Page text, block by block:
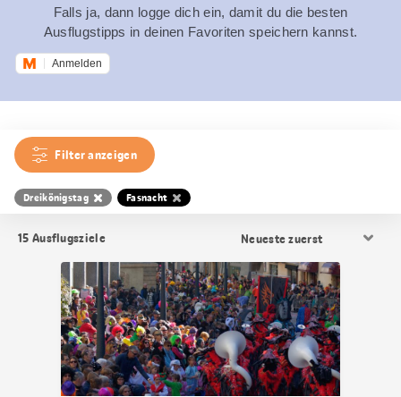
Falls ja, dann logge dich ein, damit du die besten
Ausflugstipps in deinen Favoriten speichern kannst.
Anmelden
Filter anzeigen
Dreikönigstag Fasnacht
15 Ausflugsziele
Sortierung